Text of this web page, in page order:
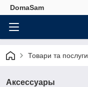
DomaSam
Товари та послуги
Аксессуары